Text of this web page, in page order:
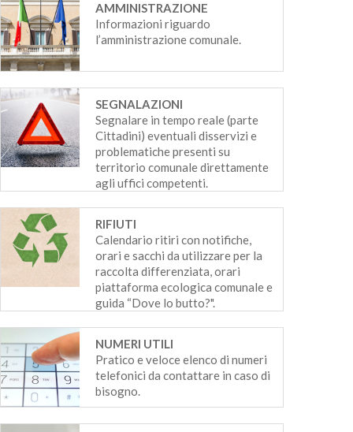
AMMINISTRAZIONE
Informazioni riguardo
l’amministrazione comunale.
SEGNALAZIONI
Segnalare in tempo reale (parte
Cittadini) eventuali disservizi e
problematiche presenti su
territorio comunale direttamente
agli uffici competenti.
RIFIUTI
Calendario ritiri con notifiche,
orari e sacchi da utilizzare per la
raccolta differenziata, orari
piattaforma ecologica comunale e
guida “Dove lo butto?".
NUMERI UTILI
Pratico e veloce elenco di numeri
telefonici da contattare in caso di
bisogno.